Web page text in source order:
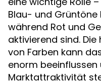
Blau- und Grüntöne
während Rot und
aktivierend sind.
von Farben kann
enorm beeinflussen
Marktattraktivität